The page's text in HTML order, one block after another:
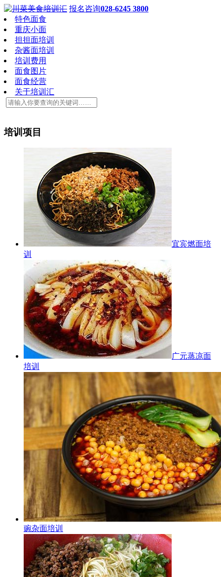
报名咨询028-6245 3800
特色面食
重庆小面
担担面培训
杂酱面培训
培训费用
面食图片
面食经营
关于培训汇
培训项目
宜宾燃面培
训
广元蒸凉面
培训
豌杂面培训